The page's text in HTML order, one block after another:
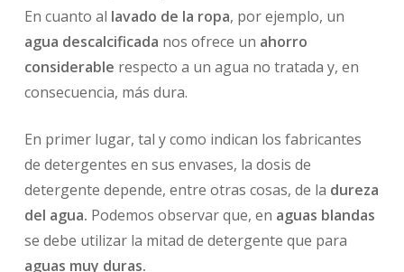
En cuanto al lavado de la ropa, por ejemplo, un
agua descalcificada nos ofrece un ahorro
considerable respecto a un agua no tratada y, en
consecuencia, más dura.
En primer lugar, tal y como indican los fabricantes
de detergentes en sus envases, la dosis de
detergente depende, entre otras cosas, de la dureza
del agua. Podemos observar que, en aguas blandas
se debe utilizar la mitad de detergente que para
aguas muy duras.